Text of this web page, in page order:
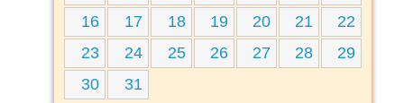
16
17 18 19 20 21
22
23
24 25 26 27 28
29
30
31